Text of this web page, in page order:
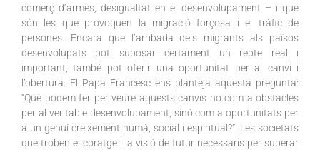
comerç d’armes, desigualtat en el desenvolupament – i que
són les que provoquen la migració forçosa i el tràfic de
persones. Encara que l’arribada dels migrants als països
desenvolupats pot suposar certament un repte real i
important, també pot oferir una oportunitat per al canvi i
l’obertura. El Papa Francesc ens planteja aquesta pregunta:
“Què podem fer per veure aquests canvis no com a obstacles
per al veritable desenvolupament, sinó com a oportunitats per
a un genuí creixement humà, social i espiritual?”. Les societats
que troben el coratge i la visió de futur necessaris per superar